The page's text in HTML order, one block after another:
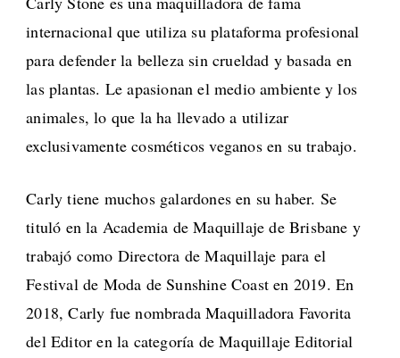
internacional que utiliza su plataforma profesional
para defender la belleza sin crueldad y basada en
las plantas. Le apasionan el medio ambiente y los
animales, lo que la ha llevado a utilizar
exclusivamente cosméticos veganos en su trabajo.
Carly tiene muchos galardones en su haber. Se
tituló en la Academia de Maquillaje de Brisbane y
trabajó como Directora de Maquillaje para el
Festival de Moda de Sunshine Coast en 2019. En
2018, Carly fue nombrada Maquilladora Favorita
del Editor en la categoría de Maquillaje Editorial